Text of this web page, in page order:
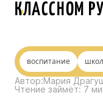
КЛАССНОМ
воспитание
Автор:Мария
Чтение займёт: 7